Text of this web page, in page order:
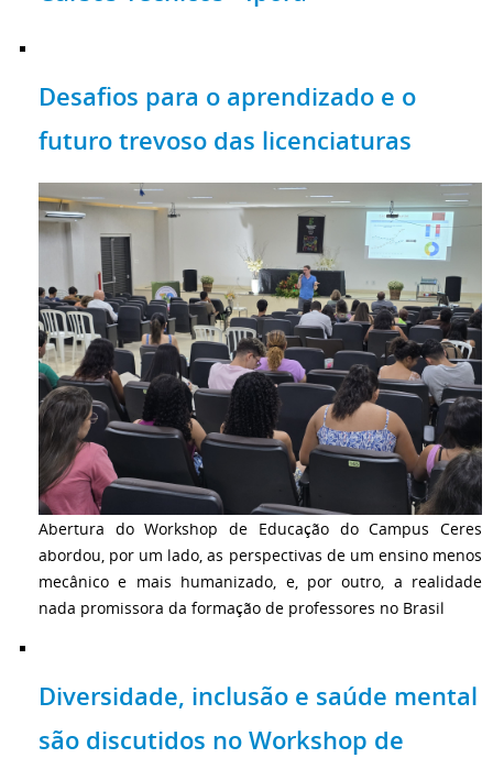
Desafios para o aprendizado e o
futuro trevoso das licenciaturas
Abertura do Workshop de Educação do Campus Ceres
abordou, por um lado, as perspectivas de um ensino menos
mecânico e mais humanizado, e, por outro, a realidade
nada promissora da formação de professores no Brasil
Diversidade, inclusão e saúde mental
são discutidos no Workshop de